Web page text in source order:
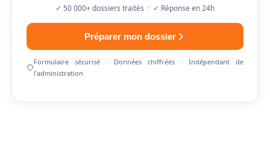
✓ 50 000+ dossiers traités · ✓ Réponse en 24h
Préparer mon dossier
Formulaire sécurisé · Données chiffrées · Indépendant de
l'administration